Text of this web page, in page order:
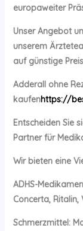
europaweiter
Unser Angebot
unserem
auf günstige
Adderall ohne
kaufenhttps://
Entscheiden Sie
Partner für
Wir bieten eine
ADHS-
Concerta, Ritalin,
Schmerzmittel: